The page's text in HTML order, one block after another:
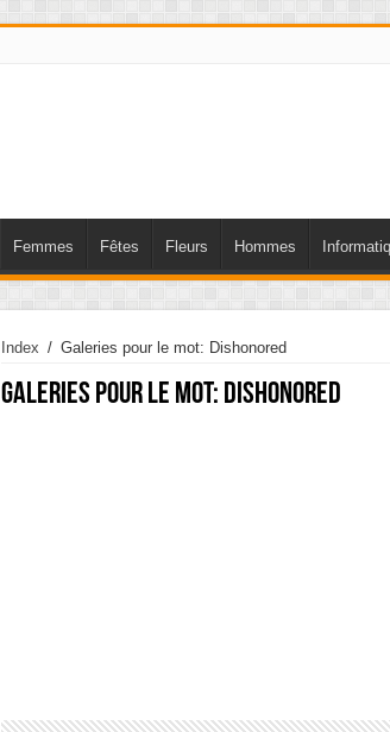
Femmes Fêtes Fleurs Hommes
Index / Galeries pour le mot: Dishonored
Galeries pour le mot: Dishonored